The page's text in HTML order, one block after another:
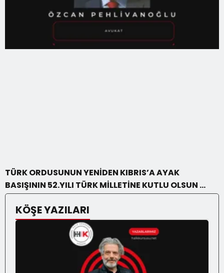
TÜRK ORDUSUNUN YENİDEN KIBRIS’A AYAK
BASIŞININ 52.YILI TÜRK MİLLETİNE KUTLU OLSUN …
KÖŞE YAZILARI